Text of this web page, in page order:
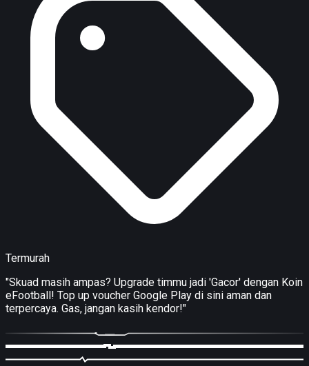
Termurah
"Skuad masih ampas? Upgrade timmu jadi 'Gacor' dengan Koin
eFootball! Top up voucher Google Play di sini aman dan
terpercaya. Gas, jangan kasih kendor!"